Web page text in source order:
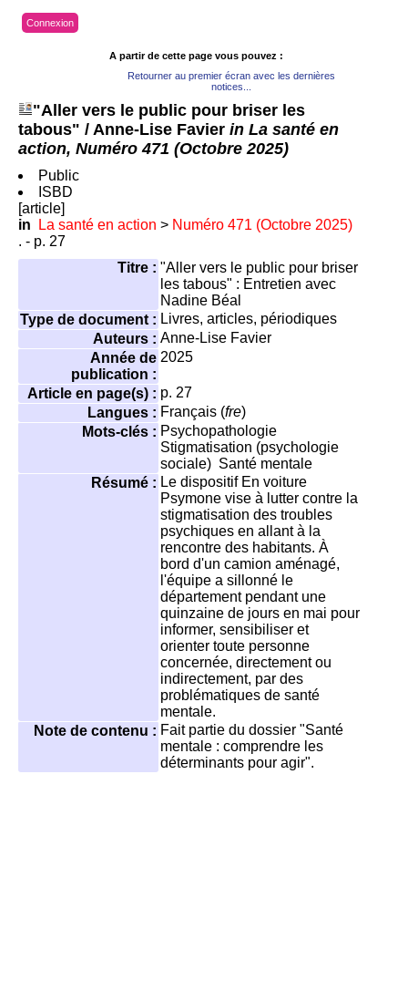
Connexion
A partir de cette page vous pouvez :
Retourner au premier écran avec les dernières
notices...
"Aller vers le public pour briser les
tabous" / Anne-Lise Favier in La santé en
action, Numéro 471 (Octobre 2025)
Public
ISBD
[article]
in
La santé en action > Numéro 471 (Octobre 2025)
. - p. 27
Titre : "Aller vers le public pour briser
les tabous" : Entretien avec
Nadine Béal
Type de document : Livres, articles, périodiques
Auteurs : Anne-Lise Favier
Année de
publication :
2025
Article en page(s) : p. 27
Langues : Français (fre)
Mots-clés : Psychopathologie
Stigmatisation (psychologie
sociale) Santé mentale
Résumé : Le dispositif En voiture
Psymone vise à lutter contre la
stigmatisation des troubles
psychiques en allant à la
rencontre des habitants. À
bord d'un camion aménagé,
l'équipe a sillonné le
département pendant une
quinzaine de jours en mai pour
informer, sensibiliser et
orienter toute personne
concernée, directement ou
indirectement, par des
problématiques de santé
mentale.
Note de contenu : Fait partie du dossier "Santé
mentale : comprendre les
déterminants pour agir".